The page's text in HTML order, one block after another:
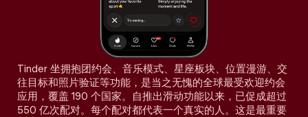
Tinder 坐拥抱团约会、音乐模式、星座板块、位置漫游、交
往目标和照片验证等功能，是当之无愧的全球最受欢迎约会
应用，覆盖 190 个国家。自推出滑动功能以来，已促成超过
550 亿次配对。每个配对都代表一个真实的人。这是最重要